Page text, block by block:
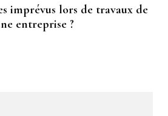
imprévus lors de travaux de
entreprise ?